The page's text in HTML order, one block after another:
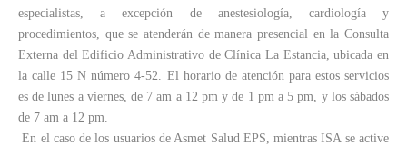
especialistas, a excepción de anestesiología, cardiología y
procedimientos, que se atenderán de manera presencial en la Consulta
Externa del Edificio Administrativo de Clínica La Estancia, ubicada en
la calle 15 N número 4-52. El horario de atención para estos servicios
es de lunes a viernes, de 7 am a 12 pm y de 1 pm a 5 pm, y los sábados
de 7 am a 12 pm.
En el caso de los usuarios de Asmet Salud EPS, mientras ISA seactive